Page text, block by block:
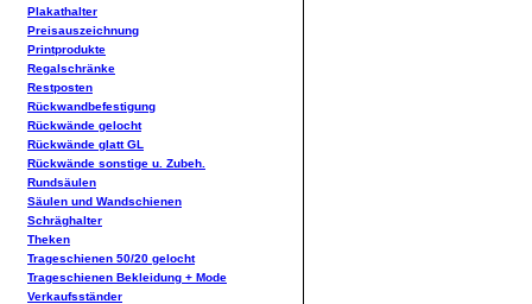
Plakathalter
Preisauszeichnung
Printprodukte
Regalschränke
Restposten
Rückwandbefestigung
Rückwände gelocht
Rückwände glatt GL
Rückwände sonstige u. Zubeh.
Rundsäulen
Säulen und Wandschienen
Schräghalter
Theken
Trageschienen 50/20 gelocht
Trageschienen Bekleidung + Mode
Verkaufsständer